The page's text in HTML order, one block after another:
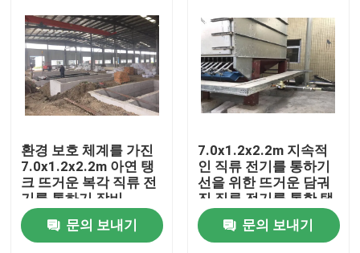
환경 보호 체계를 가진
7.0x1.2x2.2m 아연 탱
크 뜨거운 복각 직류 전
기를 통하기 장비
문의 보내기
7.0x1.2x2.2m 지속적
인 직류 전기를 통하기
선을 위한 뜨거운 담궈
진 직류 전기를 통한 탱
크 아연 탱크
문의 보내기